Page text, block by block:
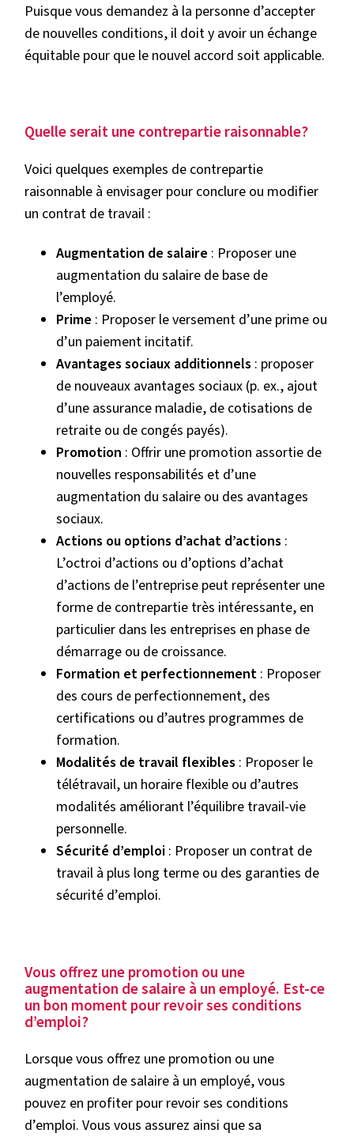
Puisque vous demandez à la personne d’accepter
de nouvelles conditions, il doit y avoir un échange
équitable pour que le nouvel accord soit applicable.
Quelle serait une contrepartie raisonnable?
Voici quelques exemples de contrepartie
raisonnable à envisager pour conclure ou modifier
un contrat de travail :
Augmentation de salaire : Proposer une
augmentation du salaire de base de
l’employé.
Prime : Proposer le versement d’une prime ou
d’un paiement incitatif.
Avantages sociaux additionnels : proposer
de nouveaux avantages sociaux (p. ex., ajout
d’une assurance maladie, de cotisations de
retraite ou de congés payés).
Promotion : Offrir une promotion assortie de
nouvelles responsabilités et d’une
augmentation du salaire ou des avantages
sociaux.
Actions ou options d’achat d’actions :
L’octroi d’actions ou d’options d’achat
d’actions de l’entreprise peut représenter une
forme de contrepartie très intéressante, en
particulier dans les entreprises en phase de
démarrage ou de croissance.
Formation et perfectionnement : Proposer
des cours de perfectionnement, des
certifications ou d’autres programmes de
formation.
Modalités de travail flexibles : Proposer le
télétravail, un horaire flexible ou d’autres
modalités améliorant l’équilibre travail-vie
personnelle.
Sécurité d’emploi : Proposer un contrat de
travail à plus long terme ou des garanties de
sécurité d’emploi.
Vous offrez une promotion ou une
augmentation de salaire à un employé. Est-ce
un bon moment pour revoir ses conditions
d’emploi?
Lorsque vous offrez une promotion ou une
augmentation de salaire à un employé, vous
pouvez en profiter pour revoir ses conditions
d’emploi. Vous vous assurez ainsi que sa